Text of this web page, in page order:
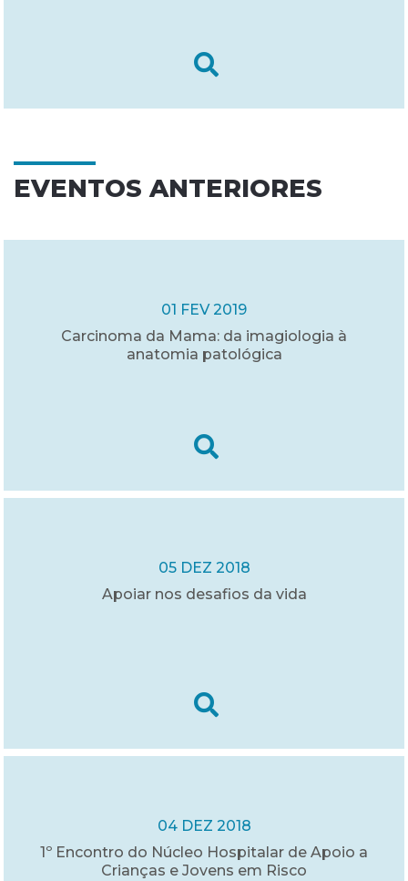
EVENTOS ANTERIORES
01 FEV 2019
Carcinoma da Mama: da imagiologia à
anatomia patológica
05 DEZ 2018
Apoiar nos desafios da vida
04 DEZ 2018
1º Encontro do Núcleo Hospitalar de Apoio a
Crianças e Jovens em Risco